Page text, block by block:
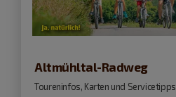
Altmühltal-Radweg
Toureninfos, Karten und Servicetipps